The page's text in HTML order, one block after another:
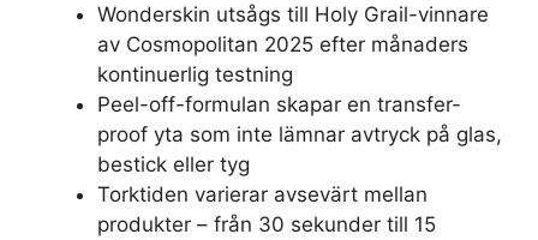
Wonderskin utsågs till Holy Grail-vinnare
av Cosmopolitan 2025 efter månaders
kontinuerlig testning
Peel-off-formulan skapar en transfer-
proof yta som inte lämnar avtryck på glas,
bestick eller tyg
Torktiden varierar avsevärt mellan
produkter – från 30 sekunder till 15